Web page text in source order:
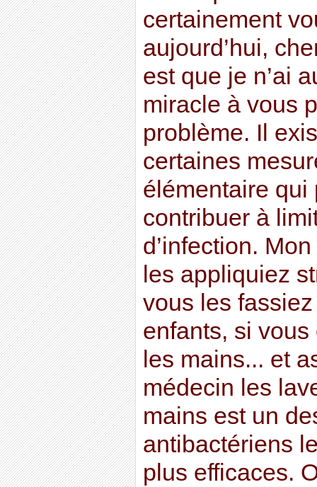
certainement
aujourd’hui,
est que je n’ai
miracle à vous
problème. Il
certaines
élémentaire qui
contribuer à
d’infection.
les appliquiez
vous les
enfants, si
les mains... et
médecin les
mains est un
antibactériens
plus efficaces.